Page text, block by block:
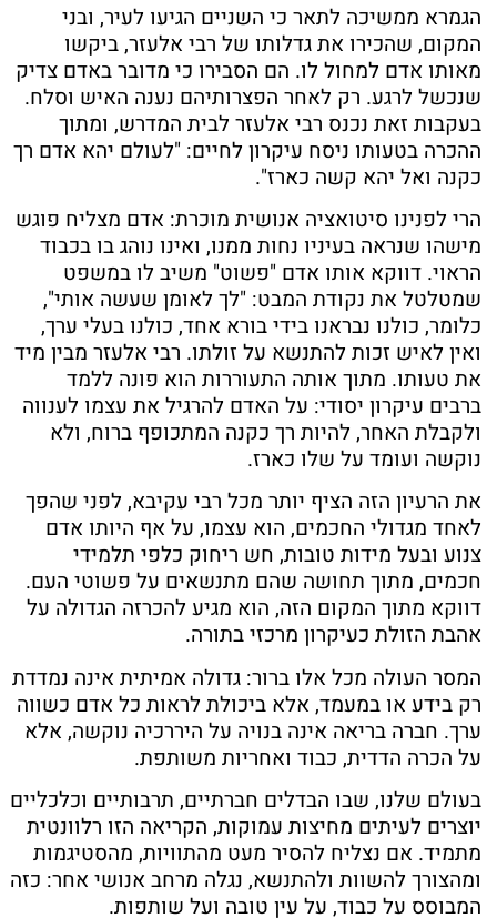
הגמרא ממשיכה לתאר כי השניים הגיעו לעיר, ובני
המקום, שהכירו את גדלותו של רבי אלעזר, ביקשו
מאותו אדם למחול לו. הם הסבירו כי מדובר באדם צדיק
שנכשל לרגע. רק לאחר הפצרותיהם נענה האיש וסלח.
בעקבות זאת נכנס רבי אלעזר לבית המדרש, ומתוך
ההכרה בטעותו ניסח עיקרון לחיים: "לעולם יהא אדם רך
כקנה ואל יהא קשה כארז".
הרי לפנינו סיטואציה אנושית מוכרת: אדם מצליח פוגש
מישהו שנראה בעיניו נחות ממנו, ואינו נוהג בו בכבוד
הראוי. דווקא אותו אדם "פשוט" משיב לו במשפט
שמטלטל את נקודת המבט: "לך לאומן שעשה אותי",
כלומר, כולנו נבראנו בידי בורא אחד, כולנו בעלי ערך,
ואין לאיש זכות להתנשא על זולתו. רבי אלעזר מבין מיד
את טעותו. מתוך אותה התעוררות הוא פונה ללמד
ברבים עיקרון יסודי: על האדם להרגיל את עצמו לענווה
ולקבלת האחר, להיות רך כקנה המתכופף ברוח, ולא
נוקשה ועומד על שלו כארז.
את הרעיון הזה הציף יותר מכל רבי עקיבא, לפני שהפך
לאחד מגדולי החכמים, הוא עצמו, על אף היותו אדם
צנוע ובעל מידות טובות, חש ריחוק כלפי תלמידי
חכמים, מתוך תחושה שהם מתנשאים על פשוטי העם.
דווקא מתוך המקום הזה, הוא מגיע להכרזה הגדולה על
אהבת הזולת כעיקרון מרכזי בתורה.
המסר העולה מכל אלו ברור: גדולה אמיתית אינה נמדדת
רק בידע או במעמד, אלא ביכולת לראות כל אדם כשווה
ערך. חברה בריאה אינה בנויה על היררכיה נוקשה, אלא
על הכרה הדדית, כבוד ואחריות משותפת.
בעולם שלנו, שבו הבדלים חברתיים, תרבותיים וכלכליים
יוצרים לעיתים מחיצות עמוקות, הקריאה הזו רלוונטית
מתמיד. אם נצליח להסיר מעט מהתוויות, מהסטיגמות
ומהצורך להשוות ולהתנשא, נגלה מרחב אנושי אחר: כזה
המבוסס על כבוד, על עין טובה ועל שותפות.